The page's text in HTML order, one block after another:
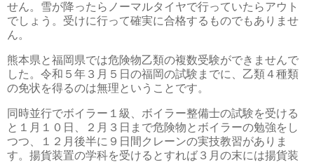
せん。雪が降ったらノーマルタイヤで行っていたらアウト
でしょう。受けに行って確実に合格するものでもありませ
ん。
熊本県と福岡県では危険物乙類の複数受験ができませんで
した。令和５年３月５日の福岡の試験までに、乙類４種類
の免状を得るのは無理ということです。
同時並行でボイラー１級、ボイラー整備士の試験を受ける
と１月１０日、２月３日まで危険物とボイラーの勉強をし
つつ、１２月後半に９日間クレーンの実技教習がありま
す。揚貨装置の学科を受けるとすれば３月の末には揚貨装